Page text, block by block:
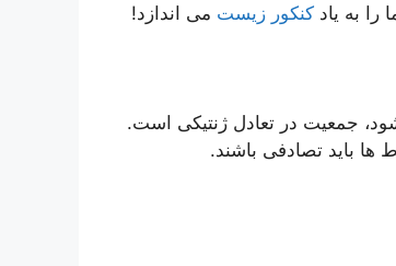
به یاد کنکور زیست می اندازد!
جمعیت در تعادل ژنتیکی است.
ها باید تصادفی باشند.